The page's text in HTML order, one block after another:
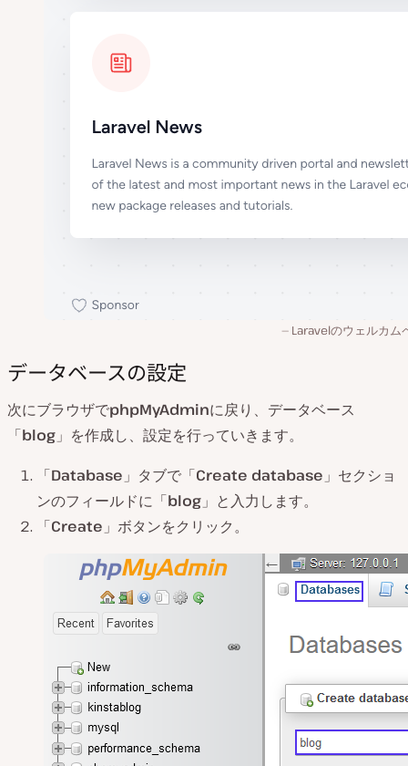
Laravelのウェルカム
データベースの設定
次にブラウザでphpMyAdminに戻り、データベース
「blog 」を作成し、設定を行っていきます。
「Database 」タブで「Create database 」セクショ
ンのフィールドに「blog 」と入力します。
「Create 」ボタンをクリック。